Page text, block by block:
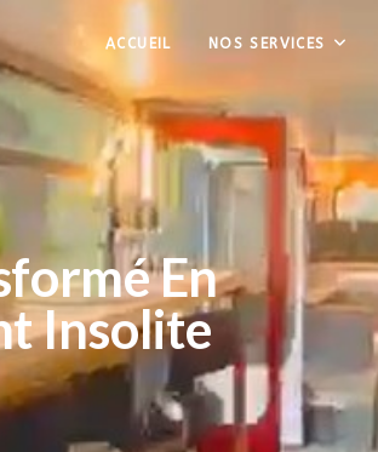
ACCUEIL NOS SERVICES
En
Insolite